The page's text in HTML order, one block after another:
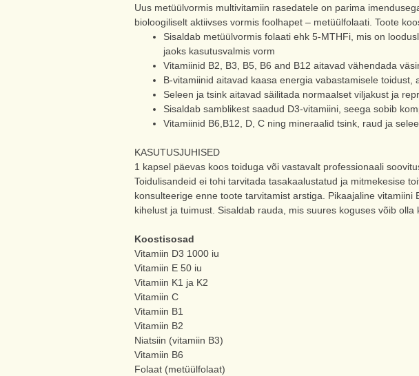
Uus metüülvormis multivitamiin rasedatele on parima
bioloogiliselt aktiivses vormis foolhapet – metüülfolaati. Toote
Sisaldab metüülvormis folaati ehk 5-MTHFi, mis on
jaoks kasutusvalmis vorm
Vitamiinid B2, B3, B5, B6 and B12 aitavad vähendada
B-vitamiinid aitavad kaasa energia vabastamisele
Seleen ja tsink aitavad säilitada normaalset viljakust ja
Sisaldab samblikest saadud D3-vitamiini, seega sobib
Vitamiinid B6,B12, D, C ning mineraalid tsink, raud ja
KASUTUSJUHISED
1 kapsel päevas koos toiduga või vastavalt professionaali
Toidulisandeid ei tohi tarvitada tasakaalustatud ja mitmekesise
konsulteerige enne toote tarvitamist arstiga. Pikaajaline
kihelust ja tuimust. Sisaldab rauda, mis suures koguses võib
Koostisosad
Vitamiin D3 1000 iu
Vitamiin E 50 iu
Vitamiin K1 ja K2
Vitamiin C
Vitamiin B1
Vitamiin B2
Niatsiin (vitamiin B3)
Vitamiin B6
Folaat (metüülfolaat)